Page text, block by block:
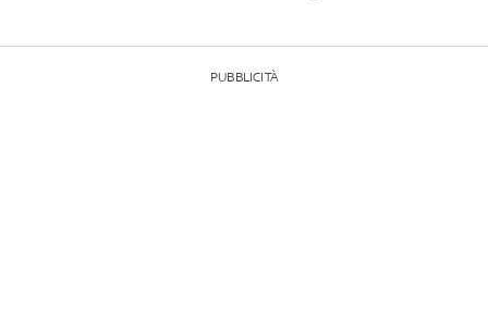
PUBBLICITÀ